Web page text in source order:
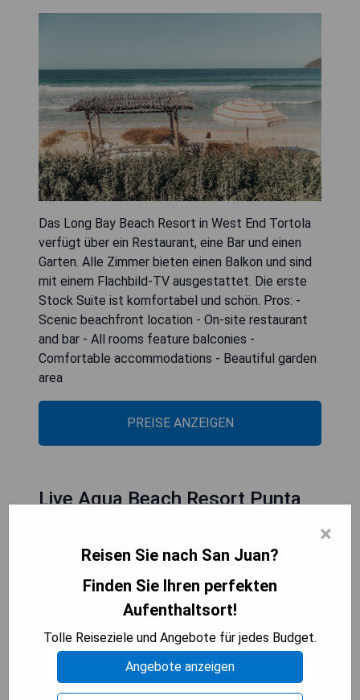
Das Long Bay Beach Resort in West End Tortola
verfügt über ein Restaurant, eine Bar und einen
Garten. Alle Zimmer bieten einen Balkon und sind
mit einem Flachbild-TV ausgestattet. Die erste
Stock Suite ist komfortabel und schön. Pros: -
Scenic beachfront location - On-site restaurant
and bar - All rooms feature balconies -
Comfortable accommodations - Beautiful garden
area
PREISE ANZEIGEN
Live Aqua Beach Resort Punta
×
Reisen Sie nach San Juan?
Finden Sie Ihren perfekten
Aufenthaltsort!
Tolle Reiseziele und Angebote für jedes Budget.
Angebote anzeigen